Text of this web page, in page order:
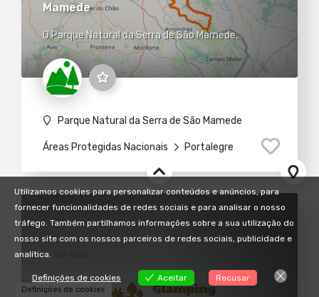
Mamede
O Parque Natural da Serra de São Mamede
(PNSSM) é uma área protegida portuguesa,
situada na Serra de São Mamede, na região
fronteiriça do nordeste Alentejano. Ocupa uma
Parque Natural da Serra de São Mamede
Áreas Protegidas Nacionais Portalegre
Utilizamos cookies para personalizar conteúdos e anúncios, para
fornecer funcionalidades de redes sociais e para analisar o nosso
tráfego. Também partilhamos informações sobre a sua utilização do
nosso site com os nossos parceiros de redes sociais, publicidade e
analítica.
Definições de cookies Aceitar Recusar
Definições de cookies